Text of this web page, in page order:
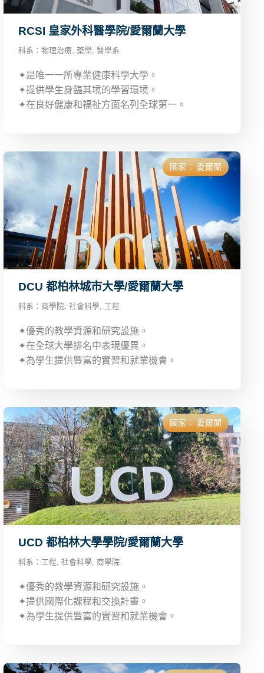
RCSI 皇家外科醫學院/愛爾蘭大學
科系： 物理治療, 藥學, 醫學系
✦是唯一一所專業健康科學大學。
✦提供學生身臨其境的學習環境。
✦在良好健康和福祉方面名列全球第一。
國家： 愛爾蘭
DCU 都柏林城市大學/愛爾蘭大學
科系： 商學院, 社會科學, 工程
✦優秀的教學資源和研究設施。
✦在全球大學排名中表現優異。
✦為學生提供豐富的實習和就業機會。
國家： 愛爾蘭
UCD 都柏林大學學院/愛爾蘭大學
科系： 工程, 社會科學, 商學院
✦優秀的教學資源和研究設施。
✦提供國際化課程和交換計畫。
✦為學生提供豐富的實習和就業機會。